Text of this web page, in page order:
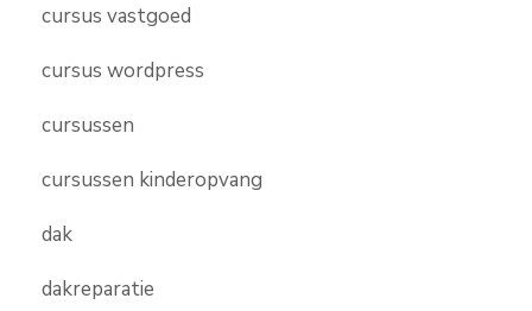
cursus vastgoed
cursus wordpress
cursussen
cursussen kinderopvang
dak
dakreparatie